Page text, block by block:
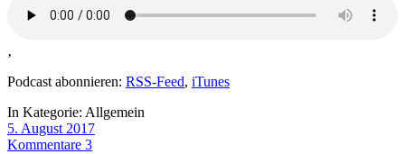
‚
Podcast abonnieren: RSS-Feed, iTunes
In Kategorie: Allgemein
5. August 2017
Kommentare 3